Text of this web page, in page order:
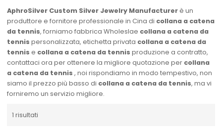
AphroSilver Custom Silver Jewelry Manufacturerè un
produttore e fornitore professionale in Cina di collana a catena
da tennis, forniamo fabbrica Wholeslae collana a catena da
tennis personalizzata, etichetta privata collana a catena da
tennis e collana a catena da tennis produzione a contratto,
contattaci ora per ottenere la migliore quotazione per collana
a catena da tennis , noi rispondiamo in modo tempestivo, non
siamo il prezzo più basso di collana a catena da tennis, ma vi
forniremo un servizio migliore.
1 risultati